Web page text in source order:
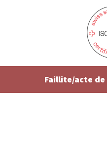
Faillite/acte